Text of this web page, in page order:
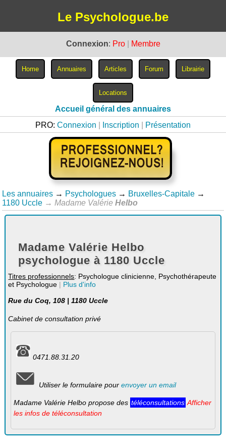
Le Psychologue.be
Connexion: Pro Membre
Accueil général des annuaires
PRO: Connexion Inscription Présentation
Les annuaires → Psychologues → Bruxelles-Capitale →
1180 Uccle → Madame ValérieHelbo
Madame Valérie Helbo
psychologue à 1180 Uccle
Titres professionnels: Psychologue clinicienne, Psychothérapeute
et Psychologue | Plus d'info
Rue du Coq, 108 | 1180 Uccle
Cabinet de consultation privé
0471.88.31.20
Utiliser le formulaire pour envoyer un email
Madame Valérie Helbo propose des téléconsultations Afficher
les infos de téléconsultation